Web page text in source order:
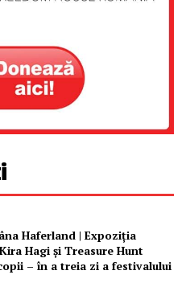
ROMÂNIA
Haferland | Expoziţia
Hagi şi Treasure Hunt
– în a treia zi a festivalului